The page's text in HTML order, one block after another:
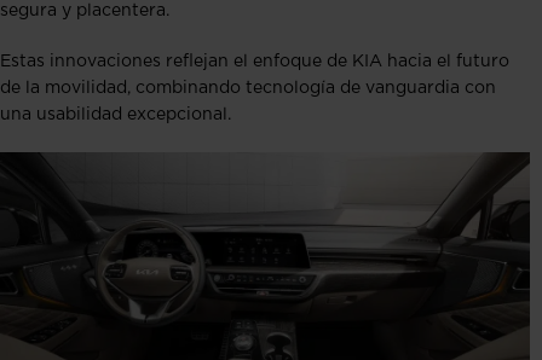
segura y placentera.
Estas innovaciones reflejan el enfoque de KIA hacia el futuro
de la movilidad, combinando tecnología de vanguardia con
una usabilidad excepcional.